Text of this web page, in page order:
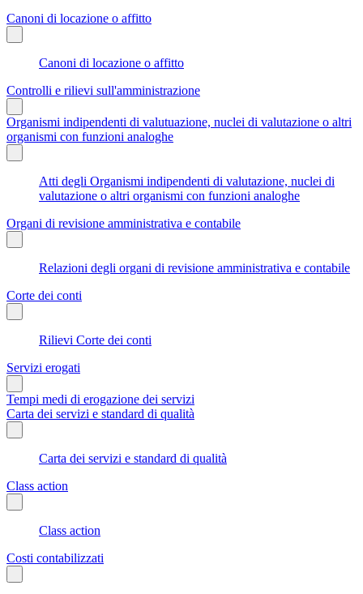
Canoni di locazione o affitto
Canoni di locazione o affitto
Controlli e rilievi sull'amministrazione
Organismi indipendenti di valutuazione, nuclei di valutazione o altri
organismi con funzioni analoghe
Atti degli Organismi indipendenti di valutazione, nuclei di
valutazione o altri organismi con funzioni analoghe
Organi di revisione amministrativa e contabile
Relazioni degli organi di revisione amministrativa e contabile
Corte dei conti
Rilievi Corte dei conti
Servizi erogati
Tempi medi di erogazione dei servizi
Carta dei servizi e standard di qualità
Carta dei servizi e standard di qualità
Class action
Class action
Costi contabilizzati